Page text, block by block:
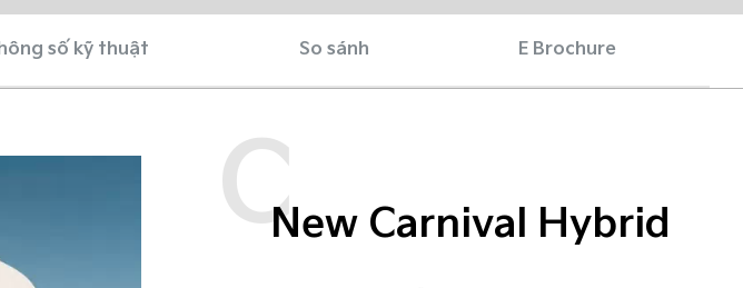
số kỹ thuật So sánh E Brochure
CNew Carnival Hybrid